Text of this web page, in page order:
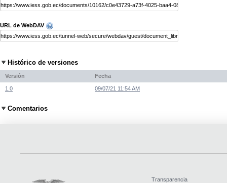
URL de WebDAV
Histórico de versiones
Versión Fecha
1.0 09/07/21 11:54 AM
Comentarios
Transparencia